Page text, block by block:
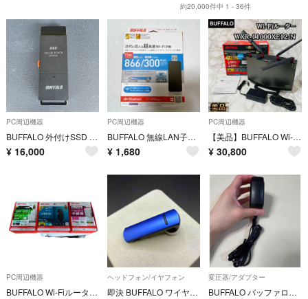
約20,000件中 1 - 36件
PC周辺機器
BUFFALO 外付けSSD 本体 SSD-PUT1.0U3-BKC
¥ 16,000
PC周辺機器
BUFFALO 無線LAN子機 11ac対応 USB3.0 WI-U3-866D
¥ 1,680
PC周辺機器
【美品】BUFFALO Wi-Fiルーター WXR-11000XE12/N
¥ 30,800
PC周辺機器
BUFFALO Wi-Fiルーター・中継機 3点セット
ヘッドフォン/イヤフォン
即決 BUFFALO ワイヤレスヘッドセット BSHSBE200
変圧器/アダプター
BUFFALO バッファロー WA-12M12FU ACアダプター 動作確認済